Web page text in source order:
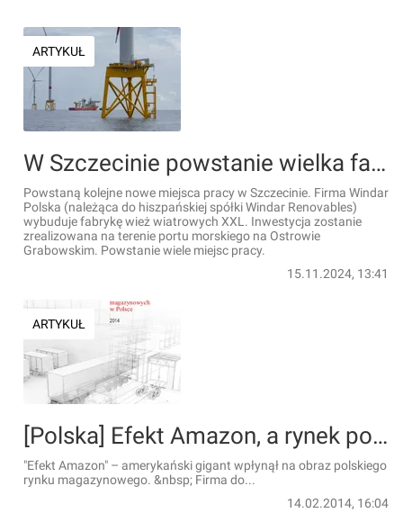
ARTYKUŁ
W Szczecinie powstanie wielka fabryka wież wiatrowych XXL
Powstaną kolejne nowe miejsca pracy w Szczecinie. Firma Windar
Polska (należąca do hiszpańskiej spółki Windar Renovables)
wybuduje fabrykę wież wiatrowych XXL. Inwestycja zostanie
zrealizowana na terenie portu morskiego na Ostrowie
Grabowskim. Powstanie wiele miejsc pracy.
15.11.2024, 13:41
ARTYKUŁ
[Polska] Efekt Amazon, a rynek powierzchni magazynowych w 2013 roku
"Efekt Amazon" – amerykański gigant wpłynął na obraz polskiego
rynku magazynowego. &nbsp; Firma do...
14.02.2014, 16:04